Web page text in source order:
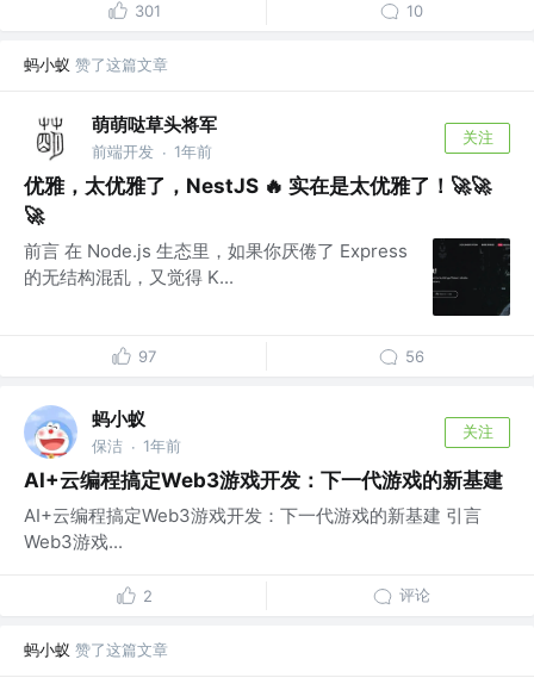
301 10
蚂小蚁 赞了这篇文章
萌萌哒草头将军
前端开发 · 1年前
关注
优雅，太优雅了，NestJS 🔥 实在是太优雅了！🚀🚀
🚀
前言 在 Node.js 生态里，如果你厌倦了 Express
的无结构混乱，又觉得 K...
97 56
蚂小蚁
保洁 · 1年前
关注
AI+云编程搞定Web3游戏开发：下一代游戏的新基建
​​AI+云编程搞定Web3游戏开发：下一代游戏的新基建​​ ​​引言​​
Web3游戏...
2 评论
蚂小蚁 赞了这篇文章